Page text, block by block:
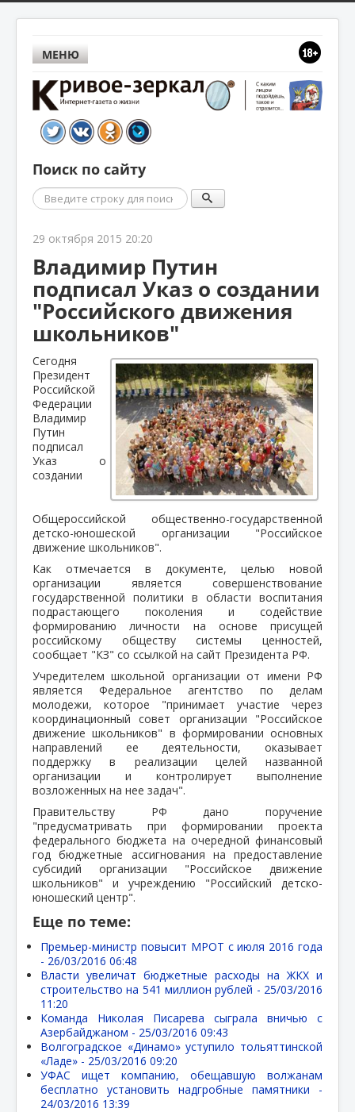
МЕНЮ
Поиск по сайту
Поиск
29 октября 2015 20:20
Владимир Путин
подписал Указ о создании
"Российского движения
школьников"
Сегодня
Президент
Российской
Федерации
Владимир
Путин
подписал
Указ о
создании
Общероссийской общественно-государственной
детско-юношеской организации "Российское
движение школьников".
Как отмечается в документе, целью новой
организации является совершенствование
государственной политики в области воспитания
подрастающего поколения и содействие
формированию личности на основе присущей
российскому обществу системы ценностей,
сообщает "КЗ" со ссылкой на сайт Президента РФ.
Учредителем школьной организации от имени РФ
является Федеральное агентство по делам
молодежи, которое "принимает участие через
координационный совет организации "Российское
движение школьников" в формировании основных
направлений ее деятельности, оказывает
поддержку в реализации целей названной
организации и контролирует выполнение
возложенных на нее задач".
Правительству РФ дано поручение
"предусматривать при формировании проекта
федерального бюджета на очередной финансовый
год бюджетные ассигнования на предоставление
субсидий организации "Российское движение
школьников" и учреждению "Российский детско-
юношеский центр".
Еще по теме:
Премьер-министр повысит МРОТ с июля 2016 года
- 26/03/2016 06:48
Власти увеличат бюджетные расходы на ЖКХ и
строительство на 541 миллион рублей - 25/03/2016
11:20
Команда Николая Писарева сыграла вничью с
Азербайджаном - 25/03/2016 09:43
Волгоградское «Динамо» уступило тольяттинской
«Ладе» - 25/03/2016 09:20
УФАС ищет компанию, обещавшую волжанам
бесплатно установить надгробные памятники -
24/03/2016 13:39